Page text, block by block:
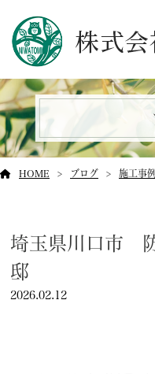
HOME ブログ 施工事例
埼玉県川口市
邸
2026.02.12